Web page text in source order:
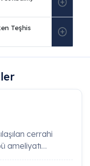
Arasındaki Fark
cerrahi
ameliyatı